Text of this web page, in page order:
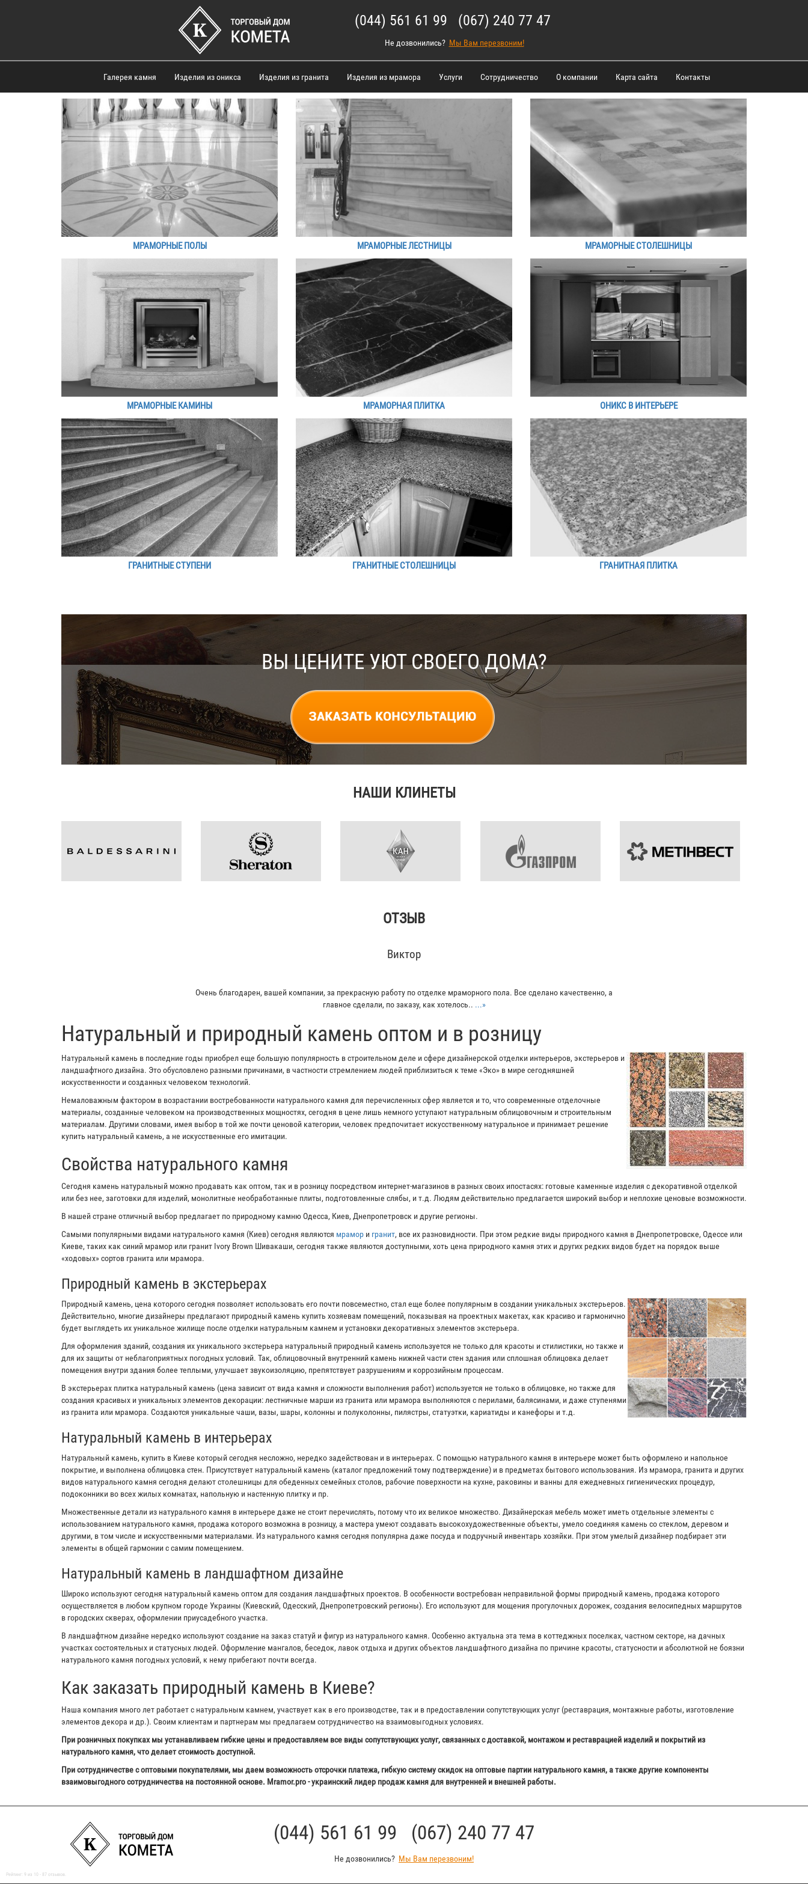
(044) 561 61 99 (067) 240 77 47
Не дозвонились? Мы Вам перезвоним!
Галерея камня Изделия из оникса Изделия из гранита Изделия из мрамора Услуги Сотрудничество О компании Карта сайта Контакты
МРАМОРНЫЕ ПОЛЫ МРАМОРНЫЕ ЛЕСТНИЦЫ МРАМОРНЫЕ СТОЛЕШНИЦЫ
МРАМОРНЫЕ КАМИНЫ МРАМОРНАЯ ПЛИТКА ОНИКС В ИНТЕРЬЕРЕ
ГРАНИТНЫЕ СТУПЕНИ ГРАНИТНЫЕ СТОЛЕШНИЦЫ ГРАНИТНАЯ ПЛИТКА
ВЫ ЦЕНИТЕ УЮТ СВОЕГО ДОМА?
НАШИ КЛИНЕТЫ
ОТЗЫВ
Кирилл
Мой отец заказывал плитку из гранита для своего дома. Больше всего понравилось - индивидуальный подход к клиенту.
Отец остался очень доволен......»
​Натуральный и природный камень оптом и в розницу
Натуральный камень в последние годы приобрел еще большую популярность в строительном деле и сфере дизайнерской отделки интерьеров, экстерьеров и
ландшафтного дизайна. Это обусловлено разными причинами, в частности стремлением людей приблизиться к теме «Эко» в мире сегодняшней
искусственности и созданных человеком технологий.
Немаловажным фактором в возрастании востребованности натурального камня для перечисленных сфер является и то, что современные отделочные
материалы, созданные человеком на производственных мощностях, сегодня в цене лишь немного уступают натуральным облицовочным и строительным
материалам. Другими словами, имея выбор в той же почти ценовой категории, человек предпочитает искусственному натуральное и принимает решение
купить натуральный камень, а не искусственные его имитации.
Свойства натурального камня
Сегодня камень натуральный можно продавать как оптом, так и в розницу посредством интернет-магазинов в разных своих ипостасях: готовые каменные изделия с декоративной отделкой
или без нее, заготовки для изделий, монолитные необработанные плиты, подготовленные слябы, и т.д. Людям действительно предлагается широкий выбор и неплохие ценовые возможности.
В нашей стране отличный выбор предлагает по природному камню Одесса, Киев, Днепропетровск и другие регионы.
Самыми популярными видами натурального камня (Киев) сегодня являются мрамор и гранит, все их разновидности. При этом редкие виды природного камня в Днепропетровске, Одессе или
Киеве, таких как синий мрамор или гранит Ivory Brown Шивакаши, сегодня также являются доступными, хоть цена природного камня этих и других редких видов будет на порядок выше
«ходовых» сортов гранита или мрамора.
Природный камень в экстерьерах
Природный камень, цена которого сегодня позволяет использовать его почти повсеместно, стал еще более популярным в создании уникальных экстерьеров.
Действительно, многие дизайнеры предлагают природный камень купить хозяевам помещений, показывая на проектных макетах, как красиво и гармонично
будет выглядеть их уникальное жилище после отделки натуральным камнем и установки декоративных элементов экстерьера.
Для оформления зданий, создания их уникального экстерьера натуральный природный камень используется не только для красоты и стилистики, но также и
для их защиты от неблагоприятных погодных условий. Так, облицовочный внутренний камень нижней части стен здания или сплошная облицовка делает
помещения внутри здания более теплыми, улучшает звукоизоляцию, препятствует разрушениям и коррозийным процессам.
В экстерьерах плитка натуральный камень (цена зависит от вида камня и сложности выполнения работ) используется не только в облицовке, но также для
создания красивых и уникальных элементов декорации: лестничные марши из гранита или мрамора выполняются с перилами, балясинами, и даже ступенями
из гранита или мрамора. Создаются уникальные чаши, вазы, шары, колонны и полуколонны, пилястры, статуэтки, кариатиды и канефоры и т.д.
Натуральный камень в интерьерах
Натуральный камень, купить в Киеве который сегодня несложно, нередко задействован и в интерьерах. С помощью натурального камня в интерьере может быть оформлено и напольное
покрытие, и выполнена облицовка стен. Присутствует натуральный камень (каталог предложений тому подтверждение) и в предметах бытового использования. Из мрамора, гранита и других
видов натурального камня сегодня делают столешницы для обеденных семейных столов, рабочие поверхности на кухне, раковины и ванны для ежедневных гигиенических процедур,
подоконники во всех жилых комнатах, напольную и настенную плитку и пр.
Множественные детали из натурального камня в интерьере даже не стоит перечислять, потому что их великое множество. Дизайнерская мебель может иметь отдельные элементы с
использованием натурального камня, продажа которого возможна в розницу, а мастера умеют создавать высокохудожественные объекты, умело соединяя камень со стеклом, деревом и
другими, в том числе и искусственными материалами. Из натурального камня сегодня популярна даже посуда и подручный инвентарь хозяйки. При этом умелый дизайнер подбирает эти
элементы в общей гармонии с самим помещением.
Натуральный камень в ландшафтном дизайне
Широко используют сегодня натуральный камень оптом для создания ландшафтных проектов. В особенности востребован неправильной формы природный камень, продажа которого
осуществляется в любом крупном городе Украины (Киевский, Одесский, Днепропетровский регионы). Его используют для мощения прогулочных дорожек, создания велосипедных маршрутов
в городских скверах, оформлении приусадебного участка.
В ландшафтном дизайне нередко используют создание на заказ статуй и фигур из натурального камня. Особенно актуальна эта тема в коттеджных поселках, частном секторе, на дачных
участках состоятельных и статусных людей. Оформление мангалов, беседок, лавок отдыха и других объектов ландшафтного дизайна по причине красоты, статусности и абсолютной не боязни
натурального камня погодных условий, к нему прибегают почти всегда.
Как заказать природный камень в Киеве?
Наша компания много лет работает с натуральным камнем, участвует как в его производстве, так и в предоставлении сопутствующих услуг (реставрация, монтажные работы, изготовление
элементов декора и др.). Своим клиентам и партнерам мы предлагаем сотрудничество на взаимовыгодных условиях.
При розничных покупках мы устанавливаем гибкие цены и предоставляем все виды сопутствующих услуг, связанных с доставкой, монтажом и реставрацией изделий и покрытий из
натурального камня, что делает стоимость доступной.
При сотрудничестве с оптовыми покупателями, мы даем возможность отсрочки платежа, гибкую систему скидок на оптовые партии натурального камня, а также другие компоненты
взаимовыгодного сотрудничества на постоянной основе. Mramor.pro - украинский лидер продаж камня для внутренней и внешней работы.
(044) 561 61 99 (067) 240 77 47
Не дозвонились? Мы Вам перезвоним!
Рейтинг: 9 из 10 87 отзывов.